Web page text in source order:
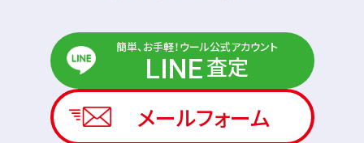
簡単、お手軽！ウール公式アカウント
LINE査定
メールフォーム